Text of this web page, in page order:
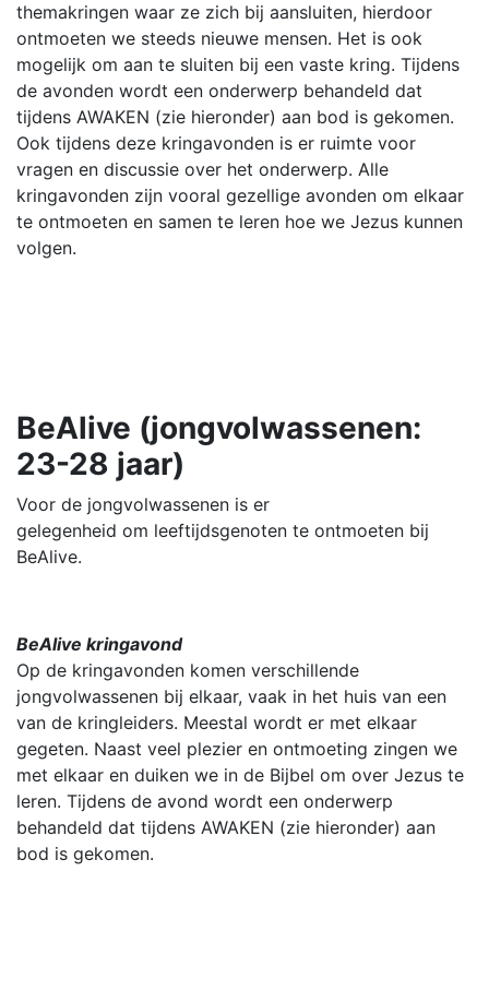
themakringen waar ze zich bij aansluiten, hierdoor
ontmoeten we steeds nieuwe mensen. Het is ook
mogelijk om aan te sluiten bij een vaste kring. Tijdens
de avonden wordt een onderwerp behandeld dat
tijdens AWAKEN (zie hieronder) aan bod is gekomen.
Ook tijdens deze kringavonden is er ruimte voor
vragen en discussie over het onderwerp. Alle
kringavonden zijn vooral gezellige avonden om elkaar
te ontmoeten en samen te leren hoe we Jezus kunnen
volgen.
BeAlive (jongvolwassenen:
23-28 jaar)
Voor de jongvolwassenen is er
gelegenheid om leeftijdsgenoten te ontmoeten bij
BeAlive.
BeAlive kringavond
Op de kringavonden komen verschillende
jongvolwassenen bij elkaar, vaak in het huis van een
van de kringleiders. Meestal wordt er met elkaar
gegeten. Naast veel plezier en ontmoeting zingen we
met elkaar en duiken we in de Bijbel om over Jezus te
leren. Tijdens de avond wordt een onderwerp
behandeld dat tijdens AWAKEN (zie hieronder) aan
bod is gekomen.